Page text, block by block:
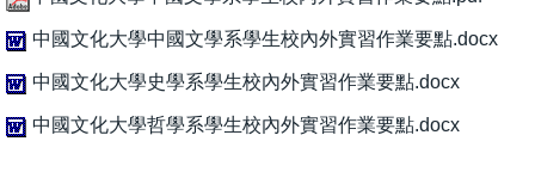
中國文化大學中國文學系學生校內外實習作業要點.docx
中國文化大學史學系學生校內外實習作業要點.docx
中國文化大學哲學系學生校內外實習作業要點.docx